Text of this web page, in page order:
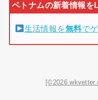
生活情報を無料で
[©2026